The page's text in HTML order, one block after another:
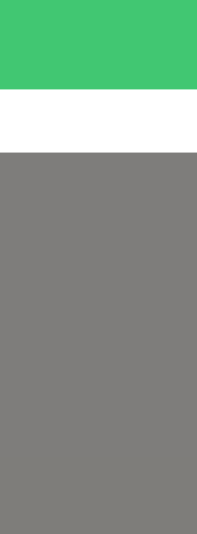
y